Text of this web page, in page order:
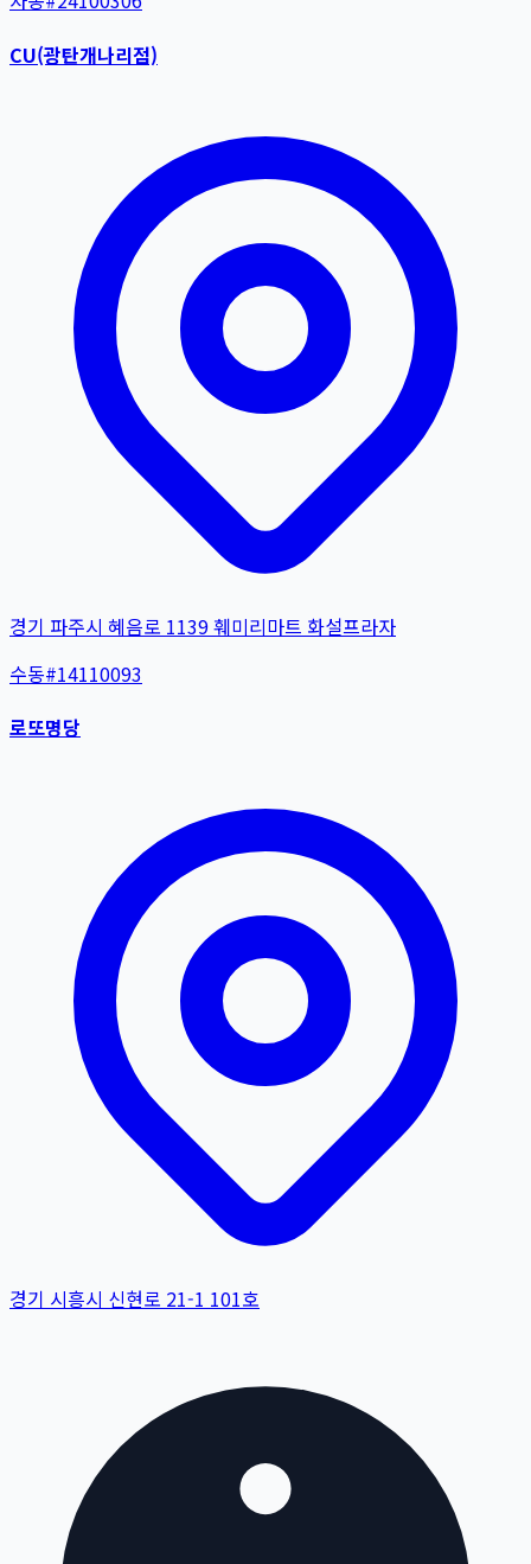
CU(광탄개나리점)
경기 파주시 혜음로 1139 훼미리마트 화설프라자
수동#14110093
로또명당
경기 시흥시 신현로 21-1 101호